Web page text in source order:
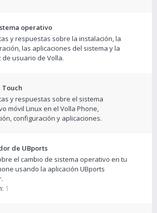
operativo
y respuestas sobre la instalación, la
las aplicaciones del sistema y la
usuario de Volla.
Touch
y respuestas sobre el sistema
móvil Linux en el Volla Phone,
configuración y aplicaciones.
de UBports
el cambio de sistema operativo en tu
usando la aplicación UBports
1